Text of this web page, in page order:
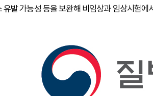
유발 가능성 등을 보완해 비임상과 임상시험에